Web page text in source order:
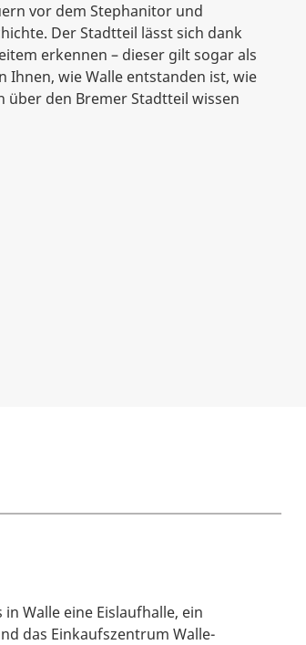
vor dem Stephanitor und
Der Stadtteil lässt sich dank
erkennen – dieser gilt sogar als
Ihnen, wie Walle entstanden ist, wie
über den Bremer Stadtteil wissen
Walle eine Eislaufhalle, ein
das Einkaufszentrum Walle-